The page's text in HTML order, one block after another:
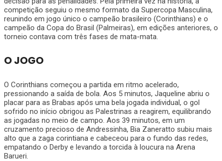
competição seguiu o mesmo formato da Supercopa Masculina,
reunindo em jogo único o campeão brasileiro (Corinthians) e o
campeão da Copa do Brasil (Palmeiras), em edições anteriores, o
torneio contava com três fases de mata-mata.
O JOGO
O Corinthians começou a partida em ritmo acelerado,
pressionando a saída de bola. Aos 5 minutos, Jaqueline abriu o
placar para as Brabas após uma bela jogada individual, o gol
sofrido no início obrigou as Palestrinas a reagirem, equilibrando
as jogadas no meio de campo. Aos 39 minutos, em um
cruzamento precioso de Andressinha, Bia Zaneratto subiu mais
alto que a zaga corintiana e cabeceou para o fundo das redes,
empatando o Derby e levando a torcida à loucura na Arena
Barueri.